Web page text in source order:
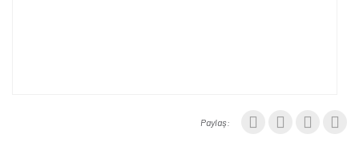
Paylaş: